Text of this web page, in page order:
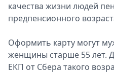
качества жизни людей
предпенсионного
Оформить карту могут
женщины старше 55 лет.
ЕКП от Сбера такого